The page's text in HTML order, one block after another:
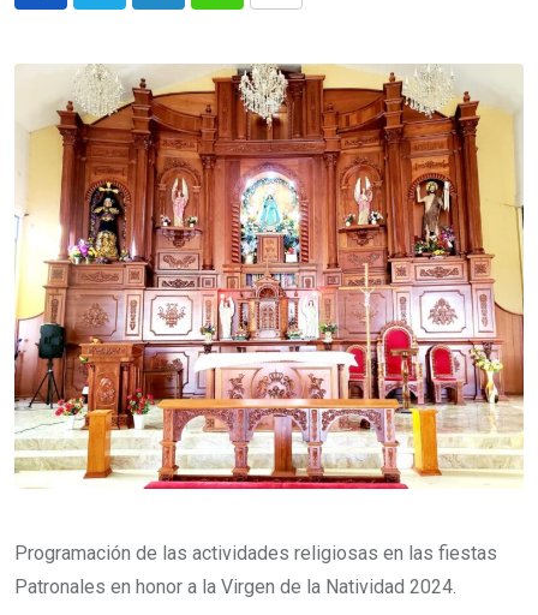
Programación de las actividades religiosas en las fiestas
Patronales en honor a la Virgen de la Natividad 2024.